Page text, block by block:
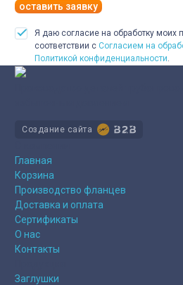
оставить заявку
Я даю согласие на обработку моих
соответствии с Согласием на
Политикой конфиденциальности
Создание сайта
Главная
Корзина
Производство фланцев
Доставка и оплата
Сертификаты
О нас
Контакты
Заглушки